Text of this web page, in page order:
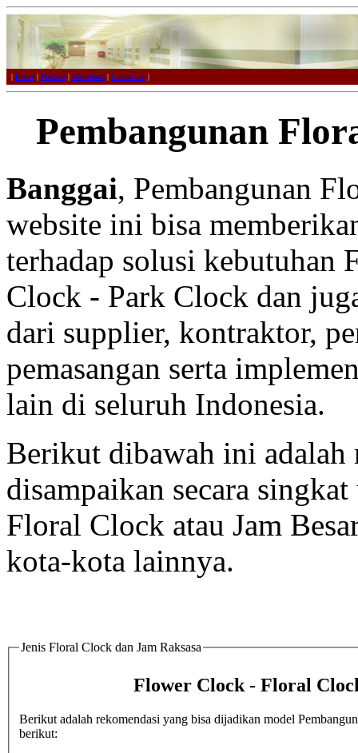
| Home | Product | Download | Contact us |
Pembangunan
Banggai, Pembangunan
website ini bisa
terhadap solusi kebutuhan
Clock - Park Clock dan
dari supplier, kontraktor,
pemasangan serta
lain di seluruh Indonesia.
Berikut dibawah ini adalah
disampaikan secara
Floral Clock atau Jam
kota-kota lainnya.
Jenis Floral Clock dan Jam Raksasa
Flower Clock - Floral
Berikut adalah rekomendasi yang bisa dijadikan model
berikut: